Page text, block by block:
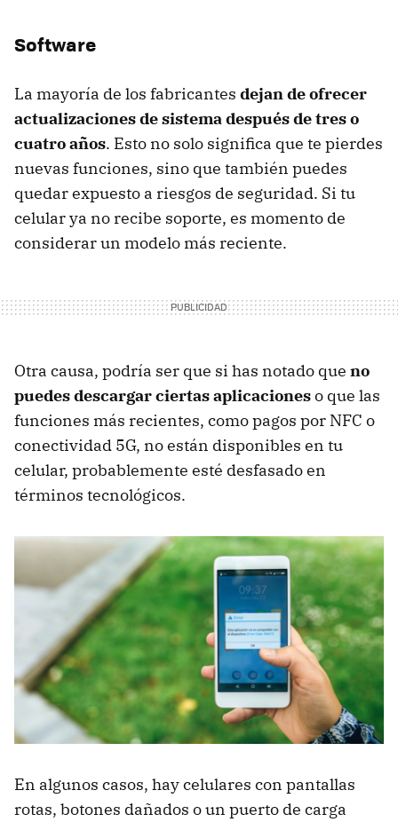
Software
La mayoría de los fabricantes dejan de ofrecer
actualizaciones de sistema después de tres o
cuatro años. Esto no solo significa que te pierdes
nuevas funciones, sino que también puedes
quedar expuesto a riesgos de seguridad. Si tu
celular ya no recibe soporte, es momento de
considerar un modelo más reciente.
Otra causa, podría ser que si has notado que no
puedes descargar ciertas aplicacioneso que las
funciones más recientes, como pagos por NFC o
conectividad 5G, no están disponibles en tu
celular, probablemente esté desfasado en
términos tecnológicos.
En algunos casos, hay celulares con pantallas
rotas, botones dañados o un puerto de carga